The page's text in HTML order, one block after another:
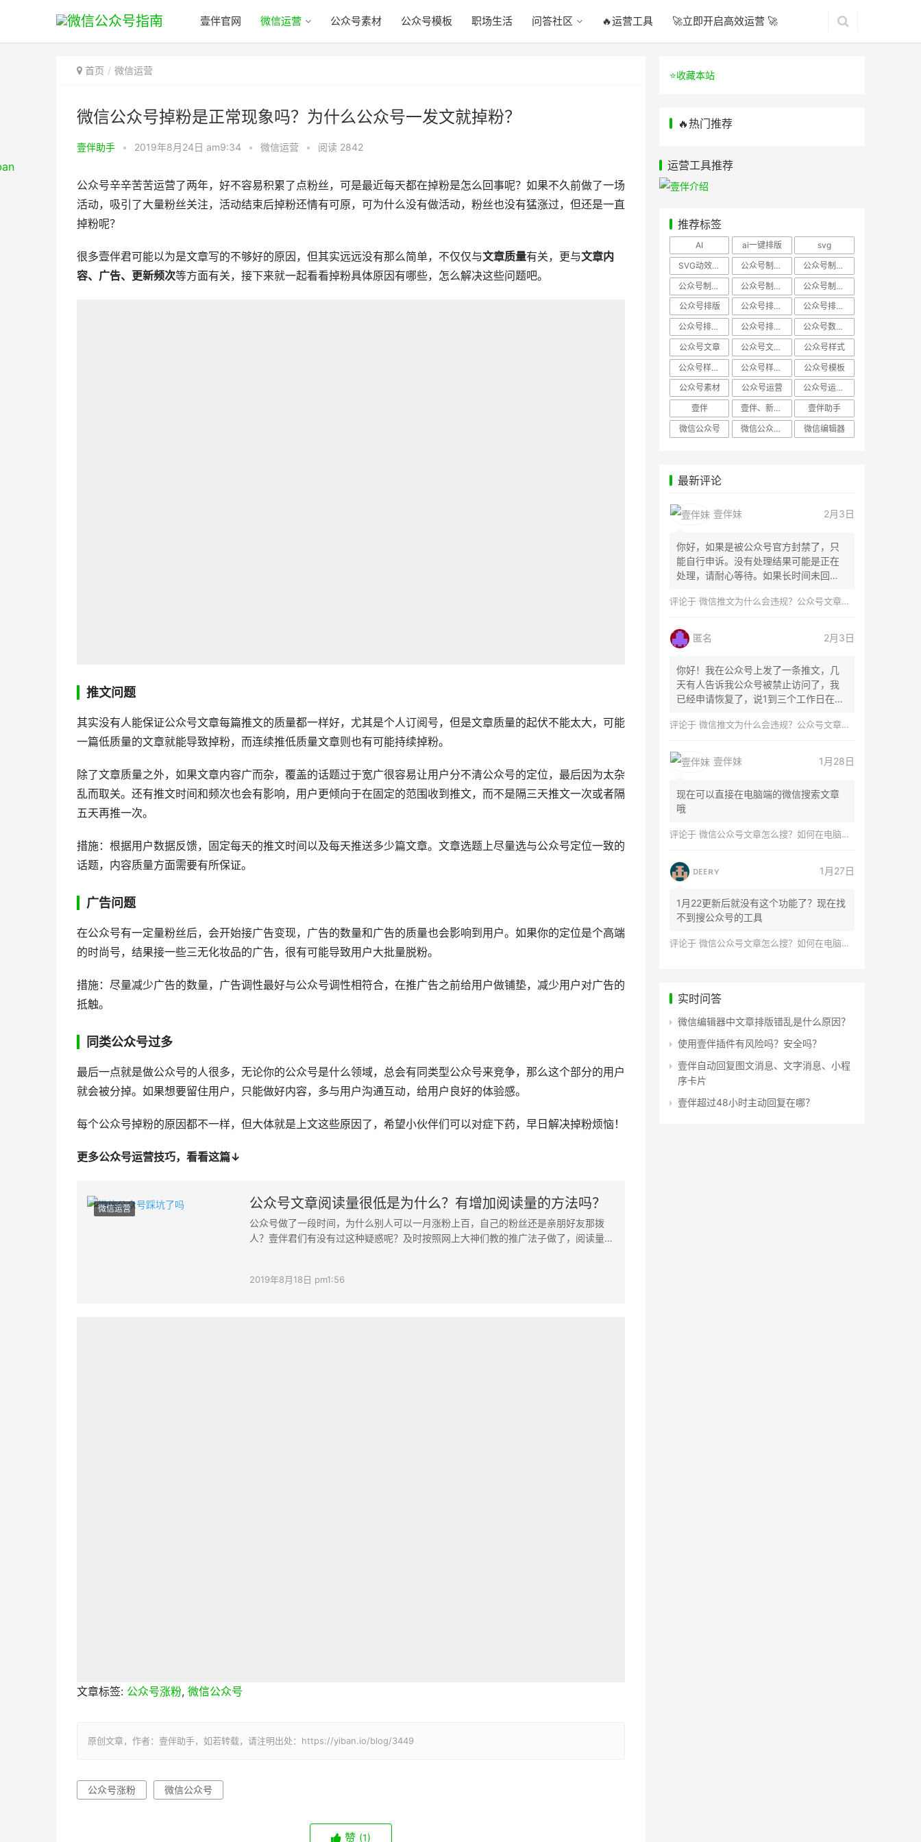
壹伴官网 微信运营 公众号素材 公众号模板 职场生活 问答社区 🔥运营工具 🚀立即开启高效运营 🚀
首页 微信运营
微信公众号掉粉是正常现象吗？为什么公众号一发文就掉粉？
壹伴助手 • 2019年8月24日 am9:34 • 微信运营 • 阅读 2842
公众号辛辛苦苦运营了两年，好不容易积累了点粉丝，可是最近每天都在掉粉是怎么回事呢？如果不久前做了一场
活动，吸引了大量粉丝关注，活动结束后掉粉还情有可原，可为什么没有做活动，粉丝也没有猛涨过，但还是一直
掉粉呢？
很多壹伴君可能以为是文章写的不够好的原因，但其实远远没有那么简单，不仅仅与文章质量有关，更与文章内
容、广告、更新频次等方面有关，接下来就一起看看掉粉具体原因有哪些，怎么解决这些问题吧。
推文问题
其实没有人能保证公众号文章每篇推文的质量都一样好，尤其是个人订阅号，但是文章质量的起伏不能太大，可能
一篇低质量的文章就能导致掉粉，而连续推低质量文章则也有可能持续掉粉。
除了文章质量之外，如果文章内容广而杂，覆盖的话题过于宽广很容易让用户分不清公众号的定位，最后因为太杂
乱而取关。还有推文时间和频次也会有影响，用户更倾向于在固定的范围收到推文，而不是隔三天推文一次或者隔
五天再推一次。
措施：根据用户数据反馈，固定每天的推文时间以及每天推送多少篇文章。文章选题上尽量选与公众号定位一致的
话题，内容质量方面需要有所保证。
广告问题
在公众号有一定量粉丝后，会开始接广告变现，广告的数量和广告的质量也会影响到用户。如果你的定位是个高端
的时尚号，结果接一些三无化妆品的广告，很有可能导致用户大批量脱粉。
措施：尽量减少广告的数量，广告调性最好与公众号调性相符合，在推广告之前给用户做铺垫，减少用户对广告的
抵触。
同类公众号过多
最后一点就是做公众号的人很多，无论你的公众号是什么领域，总会有同类型公众号来竞争，那么这个部分的用户
就会被分掉。如果想要留住用户，只能做好内容，多与用户沟通互动，给用户良好的体验感。
每个公众号掉粉的原因都不一样，但大体就是上文这些原因了，希望小伙伴们可以对症下药，早日解决掉粉烦恼！
更多公众号运营技巧，看看这篇↓
文章标签: 公众号涨粉, 微信公众号
原创文章，作者：壹伴助手，如若转载，请注明出处：https://yiban.io/blog/3449
公众号涨粉 微信公众号
赞 (1)
⭐️收藏本站
🔥热门推荐
运营工具推荐
推荐标签
AI ai一键排版
svg
SVG动效样式
公众号制作、公众号排版
公众号制作、公众号模板
公众号制作、微信编辑器
公众号制作，公众号排版
公众号制作，公众号排版、微信编辑器
公众号排版
公众号排版，公众号模板
公众号排版，公众号素材
公众号排版，微信编辑器
公众号排版，排版样式
公众号数据分析
公众号文章
公众号文章、公众号运营
公众号样式
公众号样式，微信公众号排版
公众号样式，微信编辑器
公众号模板
公众号素材
公众号运营
公众号运营，公众号编辑器
壹伴
壹伴、新媒体运营
壹伴助手
微信公众号
微信公众号，样式模板、公众号样式 微信编辑器
最新评论
壹伴妹 2月3日
你好，如果是被公众号官方封禁了，只
能自行申诉。没有处理结果可能是正在
处理，请耐心等待。如果长时间未回
评论于 微信推文为什么会违规？公众号文章怎么检测是否违规？
匿名 2月3日
你好！我在公众号上发了一条推文，几
天有人告诉我公众号被禁止访问了，我
已经申请恢复了，说1到三个工作日在微
评论于 微信推文为什么会违规？公众号文章怎么检测是否违规？
壹伴妹 1月28日
现在可以直接在电脑端的微信搜索文章
哦
评论于 微信公众号文章怎么搜？如何在电脑上搜索公众号文章？
ᴅᴇᴇʀʏ 1月27日
1月22更新后就没有这个功能了？现在找
不到搜公众号的工具
评论于 微信公众号文章怎么搜？如何在电脑上搜索公众号文章？
实时问答
微信编辑器中文章排版错乱是什么原因？
使用壹伴插件有风险吗？安全吗？
壹伴自动回复图文消息、文字消息、小程
序卡片
壹伴超过48小时主动回复在哪？